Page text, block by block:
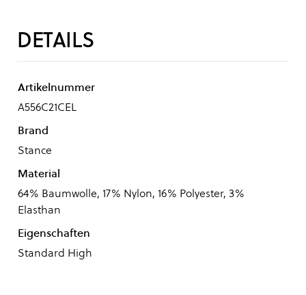
DETAILS
Artikelnummer
A556C21CEL
Brand
Stance
Material
64% Baumwolle, 17% Nylon, 16% Polyester, 3%
Elasthan
Eigenschaften
Standard High